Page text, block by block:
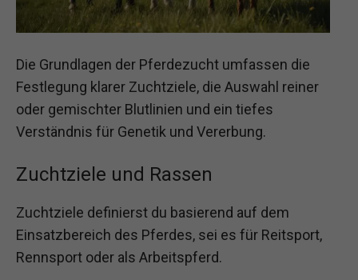
Die Grundlagen der Pferdezucht umfassen die
Festlegung klarer Zuchtziele, die Auswahl reiner
oder gemischter Blutlinien und ein tiefes
Verständnis für Genetik und Vererbung.
Zuchtziele und Rassen
Zuchtziele definierst du basierend auf dem
Einsatzbereich des Pferdes, sei es für Reitsport,
Rennsport oder als Arbeitspferd.